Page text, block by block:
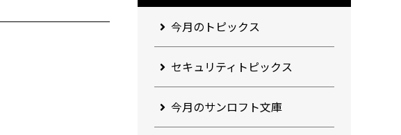
今月のトピックス
セキュリティトピックス
今月のサンロフト文庫